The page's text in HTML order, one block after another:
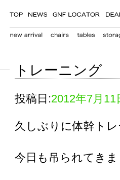
トレーニング
投稿日:2012年7月11
久しぶりに体幹ト
今日も吊られてき